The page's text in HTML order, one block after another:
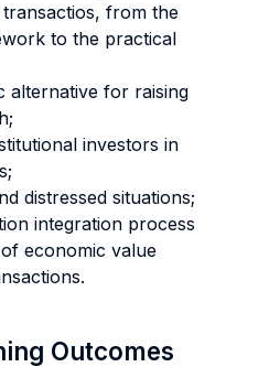
from the
to the practical
alternative for raising
investors in
distressed situations;
integration process
economic value
Outcomes